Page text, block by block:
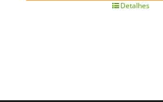
Detalhes